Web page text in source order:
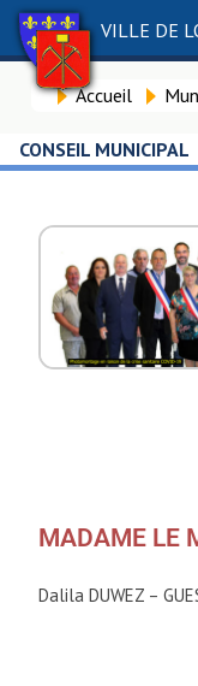
VILLE DE
Accueil
CONSEIL MUNICIPAL
MADAME LE
Dalila DUWEZ –